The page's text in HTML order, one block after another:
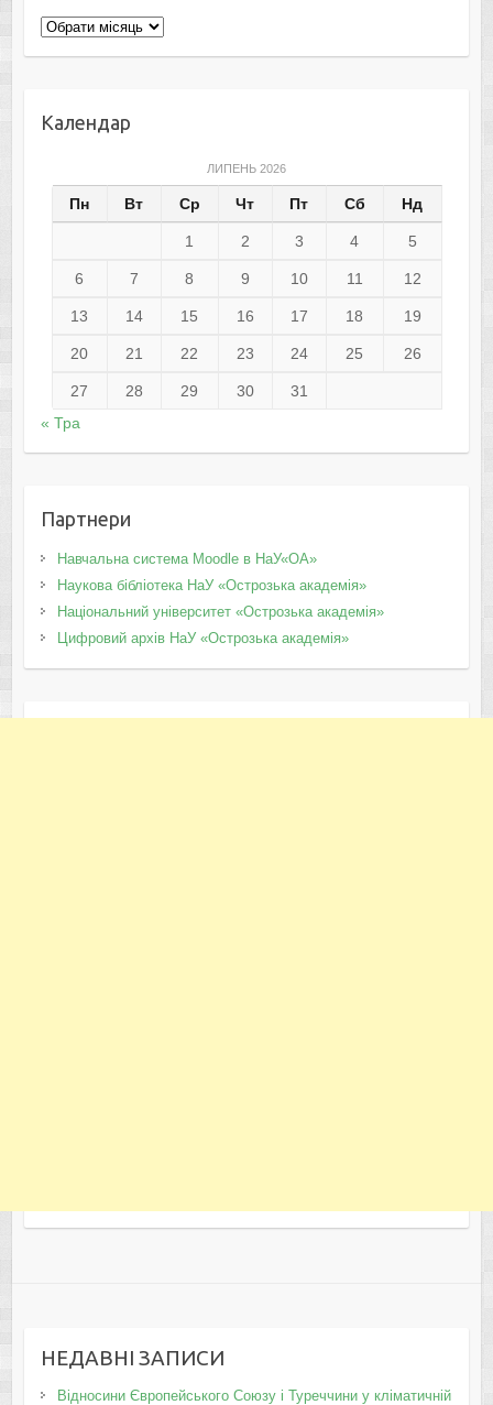
Архіви
Календар
ЛИПЕНЬ 2026
Пн Вт Ср Чт Пт Сб Нд
1 2 3 4 5
6 7 8 9 10 11 12
13 14 15 16 17 18 19
20 21 22 23 24 25 26
27 28 29 30
31
« Тра
Партнери
Навчальна система Moodle в НаУ«ОА»
Наукова бібліотека НаУ «Острозька академія»
Національний університет «Острозька академія»
Цифровий архів НаУ «Острозька академія»
НЕДАВНІ ЗАПИСИ
Відносини Європейського Союзу і Туреччини у кліматичній